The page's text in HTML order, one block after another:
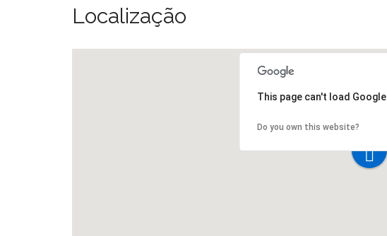
Localização
This page can't load
Do you own this website?